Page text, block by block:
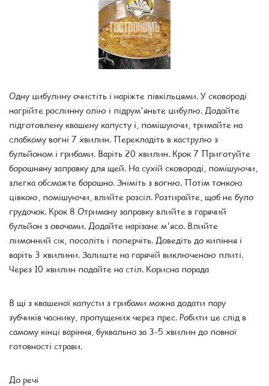
Одну цибулину очистіть і наріжте півкільцями. У сковороді
нагрійте рослинну олію і підрум'яньте цибулю. Додайте
підготовлену квашену капусту і, помішуючи, тримайте на
слабкому вогні 7 хвилин. Перекладіть в каструлю з
бульйоном і грибами. Варіть 20 хвилин. Крок 7 Приготуйте
борошняну заправку для щей. На сухій сковороді, помішуючи,
злегка обсмажте борошно. Зніміть з вогню. Потім тонкою
цівкою, помішуючи, влийте розсіл. Розтирайте, щоб не було
грудочок. Крок 8 Отриману заправку влийте в гарячий
бульйон з овочами. Додайте нарізане м'ясо. Влийте
лимонний сік, посоліть і поперчіть. Доведіть до кипіння і
варіть 3 хвилини. Залиште на гарячій виключеною плиті.
Через 10 хвилин подайте на стіл. Корисна порада
В щі з квашеної капусти з грибами можна додати пару
зубчиків часнику, пропущених через прес. Робити це слід в
самому кінці варіння, буквально за 3-5 хвилин до повної
готовності страви.
До речі